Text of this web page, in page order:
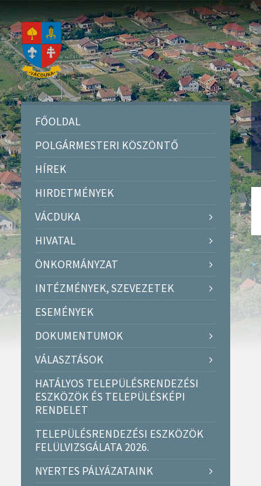
FŐOLDAL
POLGÁRMESTERI KÖSZÖNTŐ
HÍREK
HIRDETMÉNYEK
VÁCDUKA
HIVATAL
ÖNKORMÁNYZAT
INTÉZMÉNYEK, SZEVEZETEK
ESEMÉNYEK
DOKUMENTUMOK
VÁLASZTÁSOK
HATÁLYOS TELEPÜLÉSRENDEZÉSI
ESZKÖZÖK ÉS TELEPÜLÉSKÉPI
RENDELET
TELEPÜLÉSRENDEZÉSI ESZKÖZÖK
FELÜLVIZSGÁLATA 2026.
NYERTES PÁLYÁZATAINK